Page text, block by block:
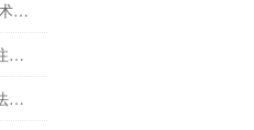
GD-10KV高压交流验电器性能技术参数
GSY语言交流验电器使用方法及注意事项上海康登电气科技有限公司
声光语言交流验电器概述使用方法及注意事项